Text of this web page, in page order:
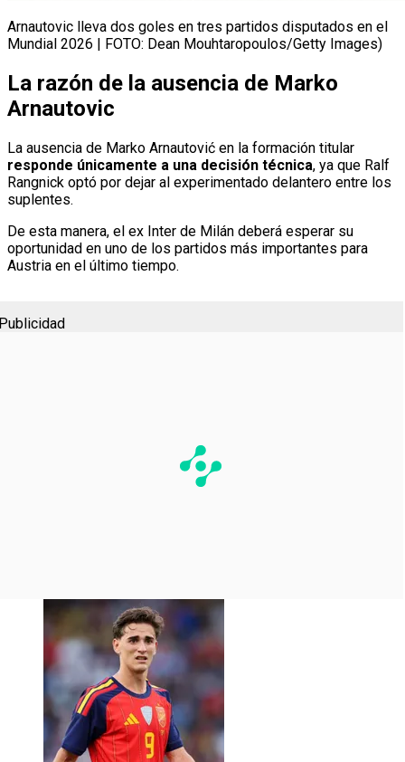
Arnautovic lleva dos goles en tres partidos disputados en el
Mundial 2026 | FOTO: Dean Mouhtaropoulos/Getty Images)
La razón de la ausencia de Marko
Arnautovic
La ausencia de Marko Arnautović en la formación titular
responde únicamente a una decisión técnica, ya que Ralf
Rangnick optó por dejar al experimentado delantero entre los
suplentes.
De esta manera, el ex Inter de Milán deberá esperar su
oportunidad en uno de los partidos más importantes para
Austria en el último tiempo.